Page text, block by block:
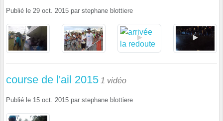
Publié le 29 oct. 2015 par stephane blottiere
course de l'ail 2015 1 vidéo
Publié le 15 oct. 2015 par stephane blottiere